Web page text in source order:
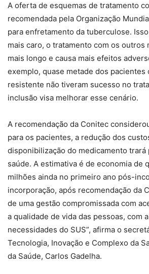
A oferta de esquemas de tratamento
recomendada pela Organização
para enfretamento da tuberculose.
mais caro, o tratamento com os outros
mais longo e causa mais efeitos
exemplo, quase metade dos pacientes
resistente não tiveram sucesso no
inclusão visa melhorar esse cenário.
A recomendação da Conitec
para os pacientes, a redução dos
disponibilização do medicamento trará
saúde. A estimativa é de economia de
milhões ainda no primeiro ano pós-
incorporação, após recomendação da
de uma gestão compromissada com
a qualidade de vida das pessoas, com
necessidades do SUS”, afirma o
Tecnologia, Inovação e Complexo da
da Saúde, Carlos Gadelha.